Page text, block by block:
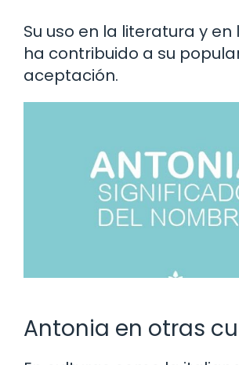
Su uso en la literatura y en
ha contribuido a su
aceptación.
Antonia en otras